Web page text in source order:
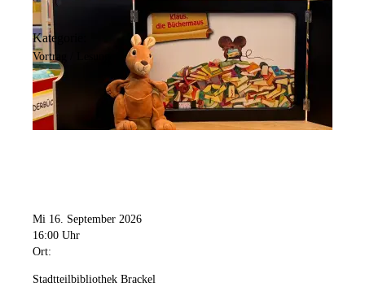
Kategorie:
Vortrag / Lesung
Mi 16. September 2026
16:00 Uhr
Ort:
Stadtteilbibliothek Brackel